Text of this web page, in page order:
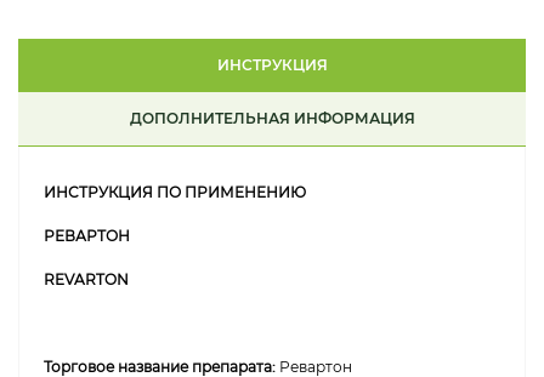
ИНСТРУКЦИЯ
ДОПОЛНИТЕЛЬНАЯ ИНФОРМАЦИЯ
ИНСТРУКЦИЯ ПО ПРИМЕНЕНИЮ
РЕВАРТОН
REVARTON
Торговое название препарата: Ревартон